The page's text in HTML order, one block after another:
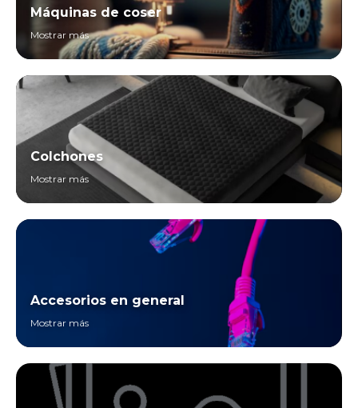
Máquinas de coser
Mostrar más
Colchones
Mostrar más
Accesorios en general
Mostrar más